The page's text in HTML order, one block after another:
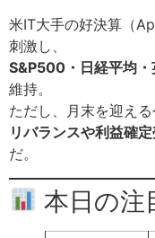
米IT大手の好決算（
刺激し、
S&P500・日経平均・
維持。
ただし、月末を迎える
リバランスや利益確
だ。
本日の注